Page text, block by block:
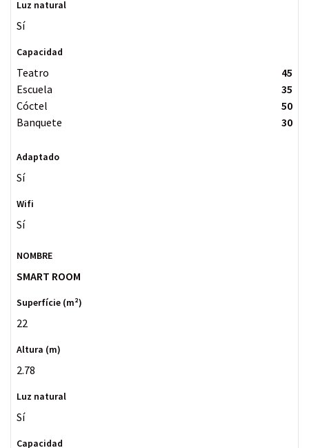
Sí
Teatro
45
Escuela
35
Cóctel
50
Banquete
30
Sí
Sí
SMART ROOM
22
2.78
Sí